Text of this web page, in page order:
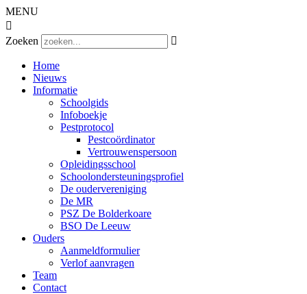
MENU

Zoeken

Home
Nieuws
Informatie
Schoolgids
Infoboekje
Pestprotocol
Pestcoördinator
Vertrouwenspersoon
Opleidingsschool
Schoolondersteuningsprofiel
De oudervereniging
De MR
PSZ De Bolderkoare
BSO De Leeuw
Ouders
Aanmeldformulier
Verlof aanvragen
Team
Contact